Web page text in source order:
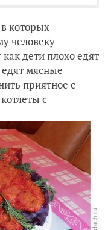
которых
человеку
дети плохо едят
мясные
приятное с
с